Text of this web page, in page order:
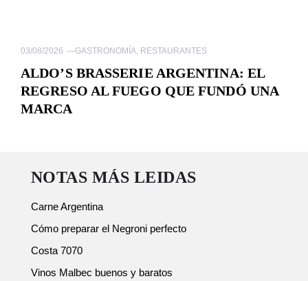
03/08/2026 —GASTRONOMÍA, RESTAURANTES
ALDO’S BRASSERIE ARGENTINA: EL
REGRESO AL FUEGO QUE FUNDÓ UNA
MARCA
NOTAS MÁS LEIDAS
Carne Argentina
Cómo preparar el Negroni perfecto
Costa 7070
Vinos Malbec buenos y baratos